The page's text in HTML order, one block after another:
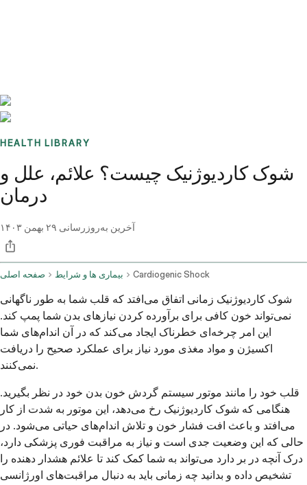
HEALTH LIBRARY
شوک کاردیوژنیک چیست؟ علائم، علل و
درمان
آخرین به‌روزرسانی ۲۹ بهمن ۱۴۰۳
صفحه اصلی بیماری ها و شرایط Cardiogenic Shock
شوک کاردیوژنیک زمانی اتفاق می‌افتد که قلب شما به طور ناگهانی
نمی‌تواند خون کافی برای برآورده کردن نیازهای بدن شما پمپ کند.
این امر چرخه‌ای خطرناک ایجاد می‌کند که در آن اندام‌های شما
اکسیژن و مواد مغذی مورد نیاز برای عملکرد صحیح را دریافت
نمی‌کنند.
قلب خود را مانند موتور سیستم گردش خون بدن خود در نظر بگیرید.
هنگامی که شوک کاردیوژنیک رخ می‌دهد، این موتور به شدت از کار
می‌افتد و باعث افت فشار خون و تلاش اندام‌های حیاتی می‌شود. در
حالی که این وضعیت جدی است و نیاز به مراقبت فوری پزشکی دارد،
درک آنچه در بر دارد می‌تواند به شما کمک کند تا علائم هشدار دهنده را
تشخیص داده و بدانید چه زمانی باید به دنبال مراقبت‌های اورژانسی